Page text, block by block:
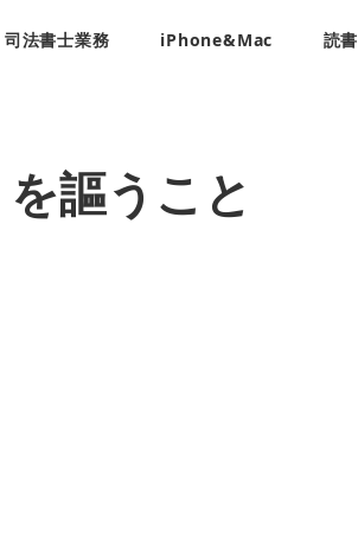
司法書士業務 iPhone&Mac 読書
謳うこと